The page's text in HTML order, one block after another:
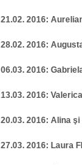
21.02. 2016:
28.02. 2016:
06.03. 2016:
13.03. 2016:
20.03. 2016: Alina
27.03. 2016: Laura